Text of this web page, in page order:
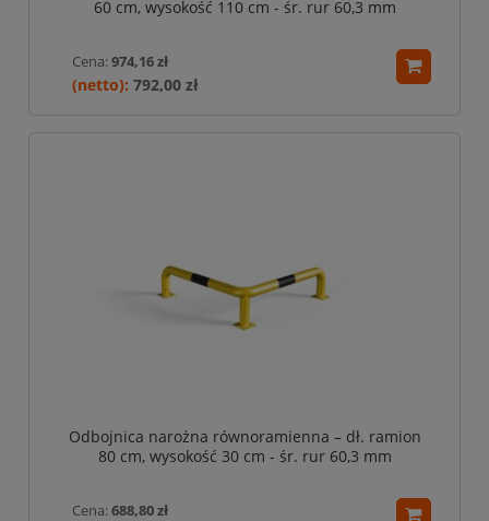
60 cm, wysokość 110 cm - śr. rur 60,3 mm
Cena:974,16 zł
792,00 zł
Odbojnica narożna równoramienna – dł. ramion
80 cm, wysokość 30 cm - śr. rur 60,3 mm
Cena:688,80 zł